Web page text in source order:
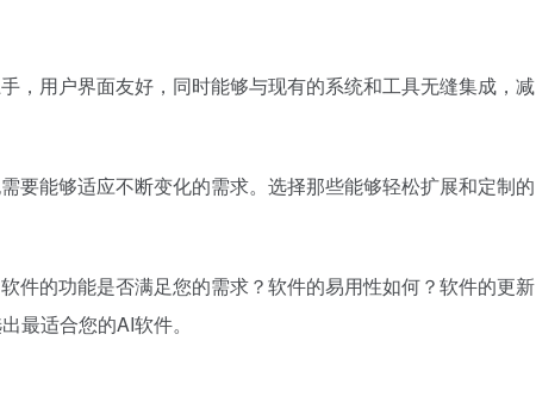
，用户界面友好，同时能够与现有的系统和工具无缝集成，减
要能够适应不断变化的需求。选择那些能够轻松扩展和定制的
件的功能是否满足您的需求？软件的易用性如何？软件的更新
最适合您的AI软件。